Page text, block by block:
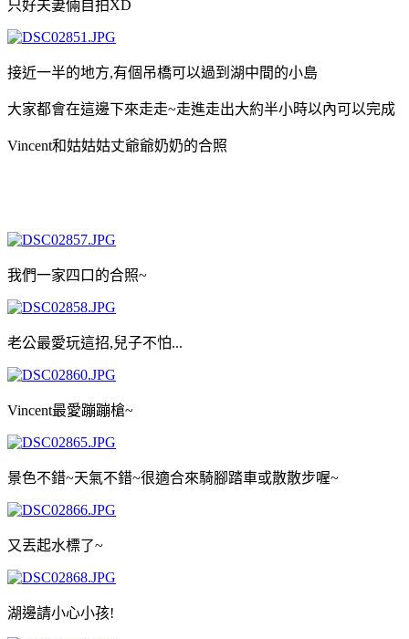
只好夫妻倆自拍XD
接近一半的地方,有個吊橋可以過到湖中間的小島
大家都會在這邊下來走走~走進走出大約半小時以內可以完成
Vincent和姑姑姑丈爺爺奶奶的合照
我們一家四口的合照~
老公最愛玩這招,兒子不怕...
Vincent最愛蹦蹦槍~
景色不錯~天氣不錯~很適合來騎腳踏車或散散步喔~
又丟起水標了~
湖邊請小心小孩!